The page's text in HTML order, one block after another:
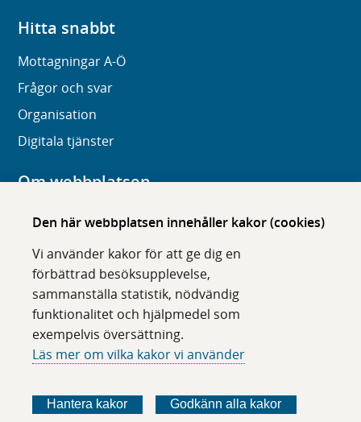
Den här webbplatsen innehåller kakor (cookies)
Vi använder kakor för att ge dig en
förbättrad besöksupplevelse,
sammanställa statistik, nödvändig
funktionalitet och hjälpmedel som
exempelvis översättning.
Läs mer om vilka kakor vi använder
Hantera kakor Godkänn alla kakor
Hitta snabbt
Mottagningar A-Ö
Frågor och svar
Organisation
Digitala tjänster
Om webbplatsen
Om karolinska.se
Tillgänglighet
Om cookies
Följ oss i sociala medier
ö
l
ö
l
ö
l